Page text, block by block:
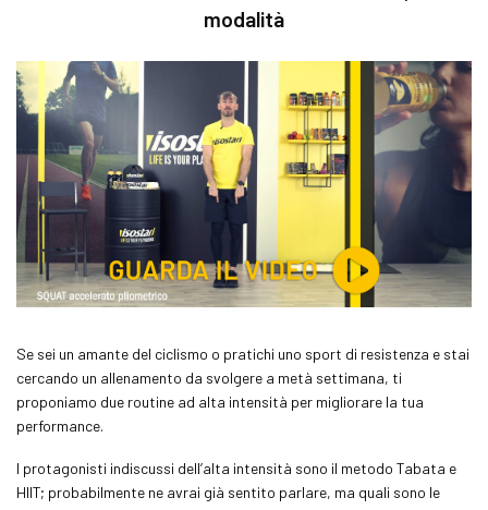
modalità
Se sei un amante del ciclismo o pratichi uno sport di resistenza e stai
cercando un allenamento da svolgere a metà settimana, ti
proponiamo due routine ad alta intensità per migliorare la tua
performance.
I protagonisti indiscussi dell’alta intensità sono il metodo Tabata e
HIIT; probabilmente ne avrai già sentito parlare, ma quali sono le